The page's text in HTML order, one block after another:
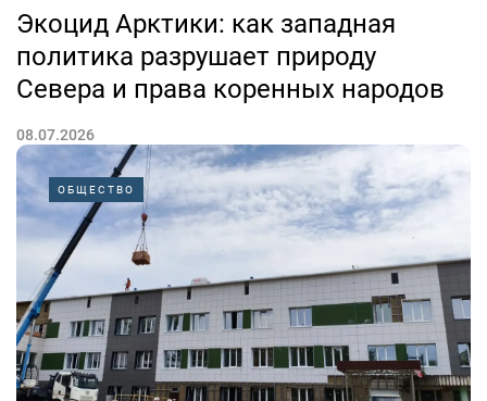
Экоцид Арктики: как западная
политика разрушает природу
Севера и права коренных народов
08.07.2026
Арктика сегодня превращается в пространство нового
геополитического соперничества. Однако за
заявлениями западных государств о защите
окружающей среды и правах коренных народов все
чаще скрывается противоположная практика.
Как пишет индонезийское издание
ОБЩЕСТВО